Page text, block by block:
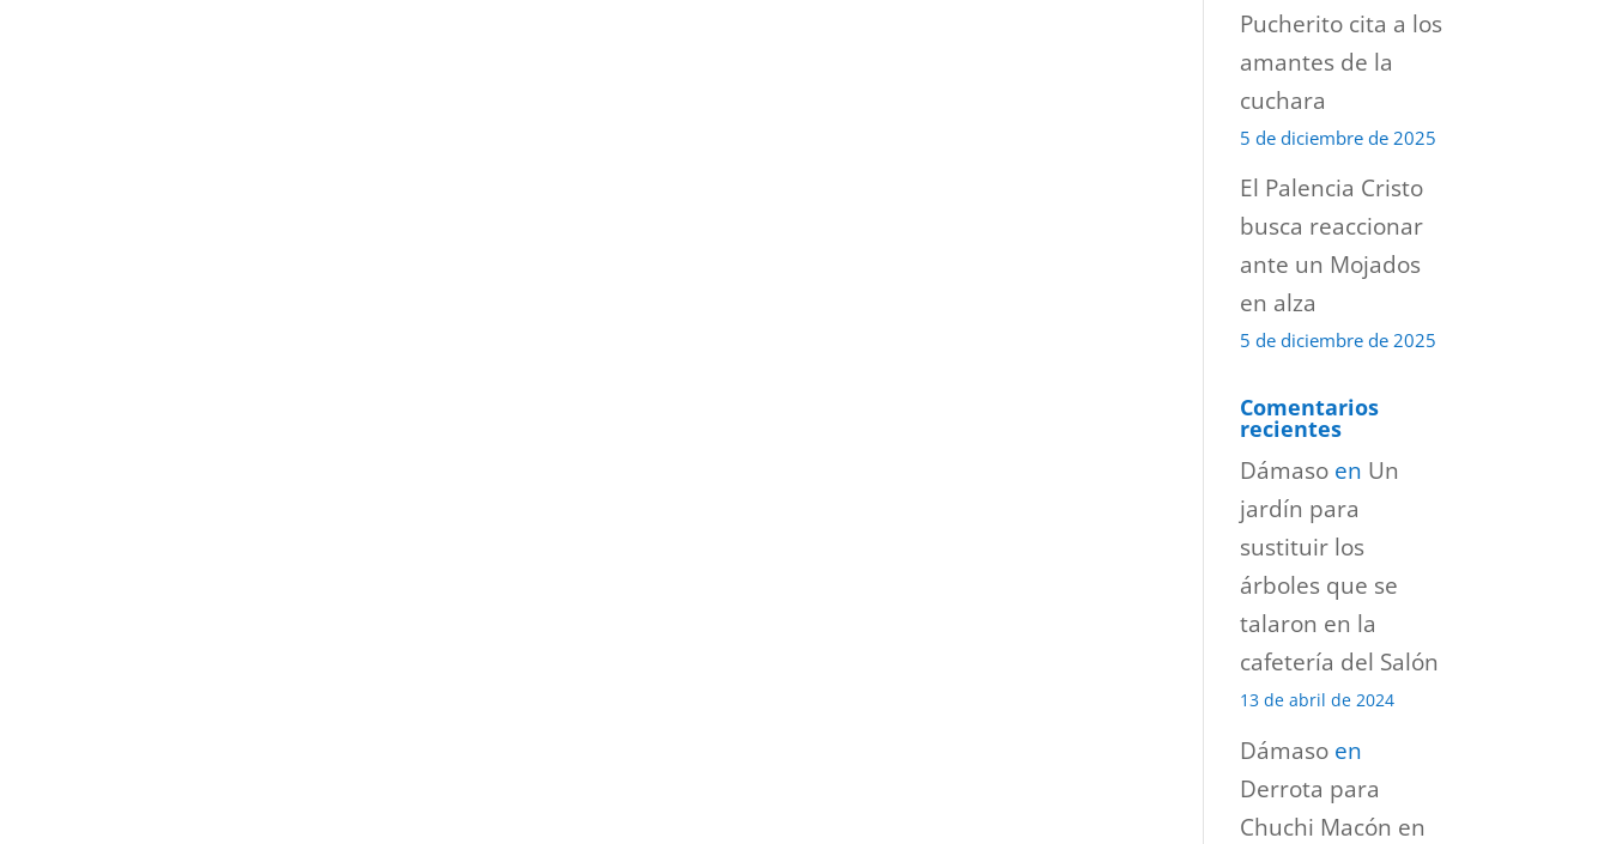
Pucherito cita a los
amantes de la
cuchara
5 de diciembre de 2025
El Palencia Cristo
busca reaccionar
ante un Mojados
en alza
5 de diciembre de 2025
Comentarios
recientes
Dámaso en Un
jardín para
sustituir los
árboles que se
talaron en la
cafetería del Salón
13 de abril de 2024
Dámaso en
Derrota para
Chuchi Macón en